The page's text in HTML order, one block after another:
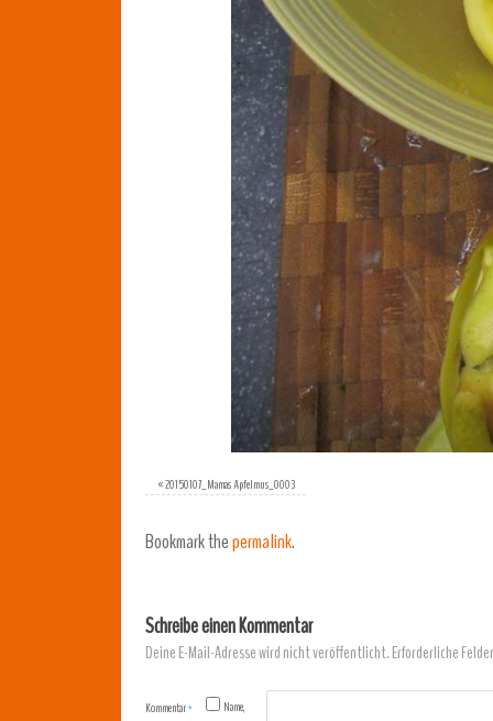
«20150107_Mamas Apfelmus_0003
Bookmark thepermalink.
Schreibe einen Kommentar
Deine E-Mail-Adresse wird nicht veröffentlicht.Erforderliche
Kommentar*
Name,